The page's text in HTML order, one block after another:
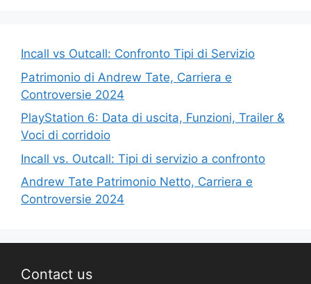
Incall vs Outcall: Confronto Tipi di Servizio
Patrimonio di Andrew Tate, Carriera e
Controversie 2024
PlayStation 6: Data di uscita, Funzioni, Trailer &
Voci di corridoio
Incall vs. Outcall: Tipi di servizio a confronto
Andrew Tate Patrimonio Netto, Carriera e
Controversie 2024
Contact us